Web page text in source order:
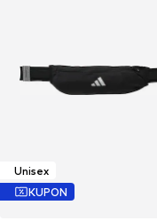
Unisex
KUPON